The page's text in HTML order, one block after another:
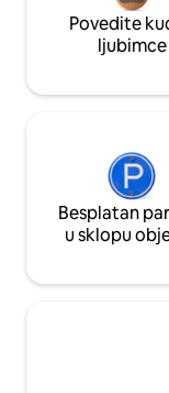
Povedite
ljubimce
Besplatan
u sklopu